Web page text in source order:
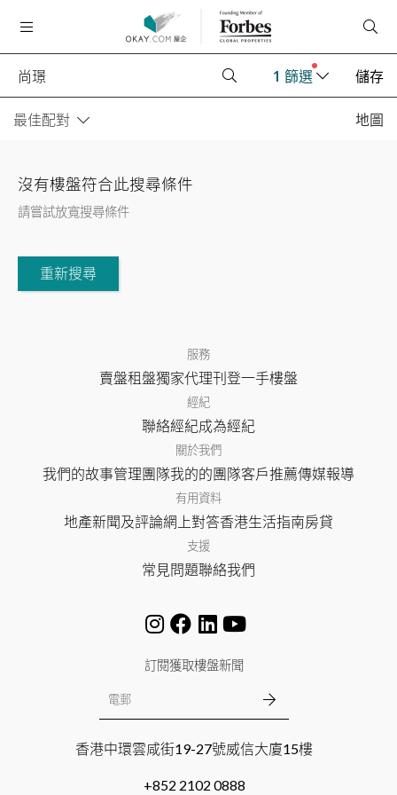
1 篩選 儲存
最佳配對 地圖
沒有樓盤符合此搜尋條件
請嘗試放寬搜尋條件
重新搜尋
服務
賣盤租盤獨家代理刊登一手樓盤
經紀
聯絡經紀成為經紀
關於我們
我們的故事管理團隊我的的團隊客戶推薦傳媒報導
有用資料
地產新聞及評論網上對答香港生活指南房貸
支援
常見問題聯絡我們
訂閱獲取樓盤新聞
香港中環雲咸街19-27號威信大廈15樓
+852 2102 0888